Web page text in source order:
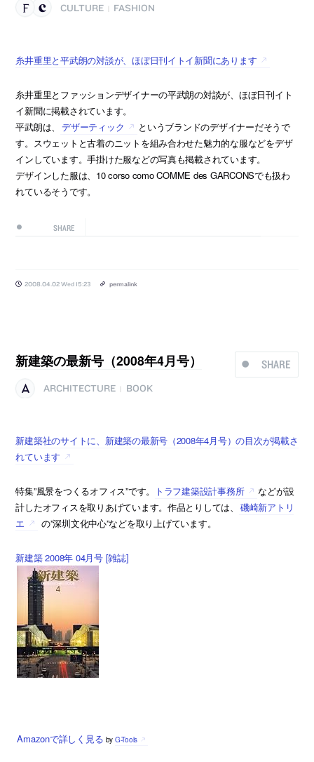
CULTURE FASHION
糸井重里と平武朗の対談が、ほぼ日刊イトイ新聞にあります
糸井重里とファッションデザイナーの平武朗の対談が、ほぼ日刊イト
イ新聞に掲載されています。
平武朗は、
デザーティック
というブランドのデザイナーだそうで
す。スウェットと古着のニットを組み合わせた魅力的な服などをデザ
インしています。手掛けた服などの写真も掲載されています。
デザインした服は、10 corso como COMME des GARCONSでも扱わ
れているそうです。
SHARE
2008.04.02 Wed 15:23 permalink
SHARE
新建築の最新号（2008年4月号）
ARCHITECTURE BOOK
新建築社のサイトに、新建築の最新号（2008年4月号）の目次が掲載さ
れています
特集”風景をつくるオフィス”です。 トラフ建築設計事務所
などが設
計したオフィスを取りあげています。作品とりしては、
磯崎新アトリ
エ
の”深圳文化中心”などを取り上げています。
新建築 2008年 04月号 [雑誌]
Amazonで詳しく見る by G-Tools